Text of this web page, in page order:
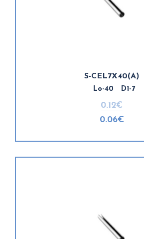
S-CEL7X40(A)
Lo-40 D1-7
0.12€
0.06€